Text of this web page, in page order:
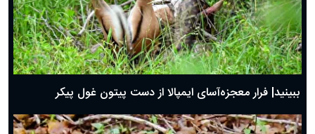
ببینید| فرار معجزه‌آسای ایمپالا از دست پیتون غول پیکر